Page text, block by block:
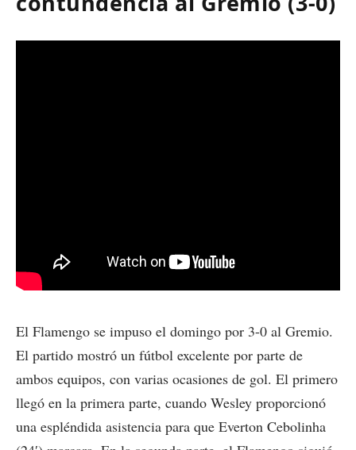
El Flamengo se impuso el domingo por 3-0 al Gremio.
El partido mostró un fútbol excelente por parte de
ambos equipos, con varias ocasiones de gol. El primero
llegó en la primera parte, cuando Wesley proporcionó
una espléndida asistencia para que Everton Cebolinha